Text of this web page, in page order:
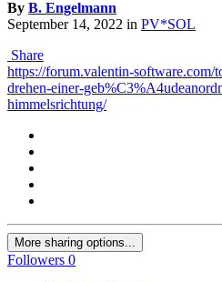
By B. Engelmann
September 14, 2022 in PV*SOL
Share
https://forum.valentin-software.com/
drehen-einer-
himmelsrichtung/
More sharing options...
Followers 0